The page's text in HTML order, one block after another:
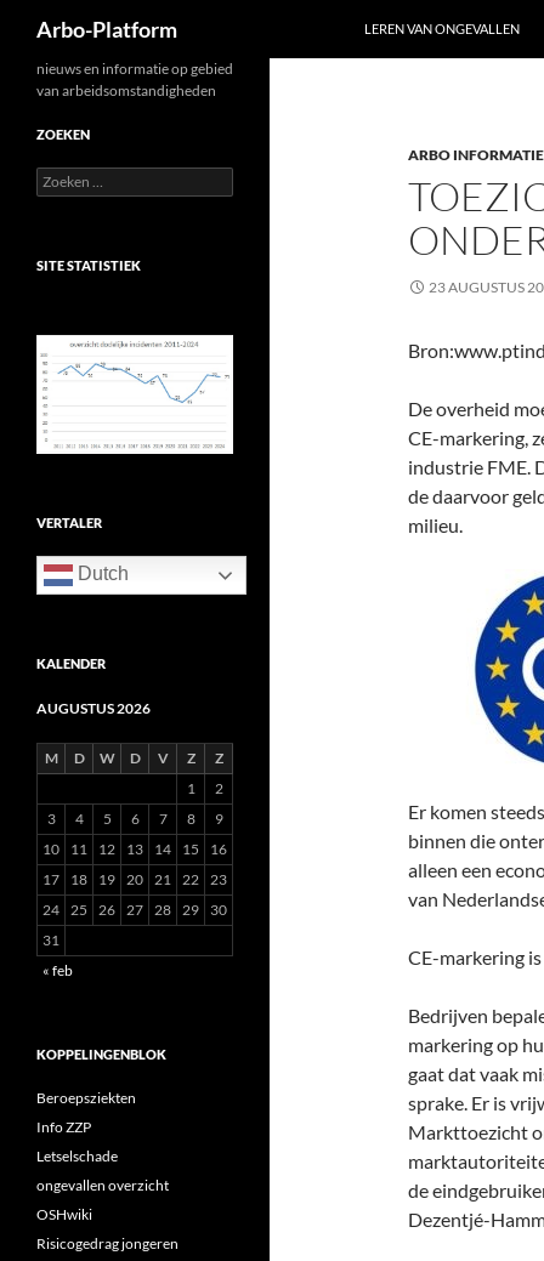
Arbo-Platform LEREN VAN ONGEVALLEN
ARBO
23 AUGUSTUS
De overheid
CE-markering,
industrie FME.
de daarvoor
milieu.
Er komen
binnen die
alleen een
van
CE-markering
Bedrijven
markering op
gaat dat vaak
sprake. Er is
Markttoezicht
de
Dezentjé-
nieuws en informatie op gebied
van arbeidsomstandigheden
ZOEKEN
Zoeken
naar:
SITE STATISTIEK
VERTALER
Dutch
KALENDER
AUGUSTUS 2026
M D W D V Z
Z
1
2
3
4 5 6 7 8
9
10
11 12 13 14 15
16
17
18 19 20 21 22
23
24
25 26 27 28 29
30
31
« feb
KOPPELINGENBLOK
Beroepsziekten
Info ZZP
Letselschade
ongevallen overzicht
OSHwiki
Risicogedrag jongeren